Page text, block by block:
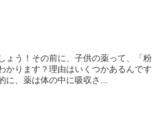
ょう！その前に、子供の薬って、「粉
かります？理由はいくつかあるんです
、薬は体の中に吸収さ...